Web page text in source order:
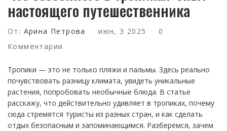
настоящего путешественника
От: Арина Петрова июн, 3 2025
0
Комментарии
Тропики — это не только пляжи и пальмы. Здесь реально
почувствовать разницу климата, увидеть уникальные
растения, попробовать необычные блюда. В статье
расскажу, что действительно удивляет в тропиках, почему
сюда стремятся туристы из разных стран, и как сделать
отдых безопасным и запоминающимся. Разберёмся, зачем